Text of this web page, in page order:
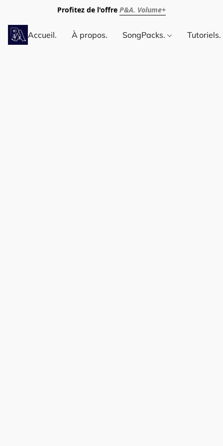
Profitez de l'offre P&A. Volume+
Accueil. À propos. SongPacks. Tutoriels.